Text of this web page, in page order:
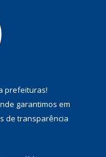
prefeituras!
garantimos em
de transparência